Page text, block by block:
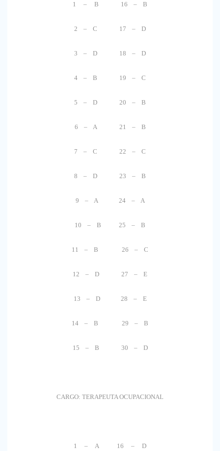
1 – B 16 – B
2 – C 17 – D
3 – D 18 – D
4 – B 19 – C
5 – D 20 – B
6 – A 21 – B
7 – C 22 – C
8 – D 23 – B
9 – A 24 – A
10 – B 25 – B
11 – B 26 – C
12 – D 27 – E
13 – D 28 – E
14 – B 29 – B
15 – B 30 – D
CARGO: TERAPEUTA OCUPACIONAL
1 – A 16 – D